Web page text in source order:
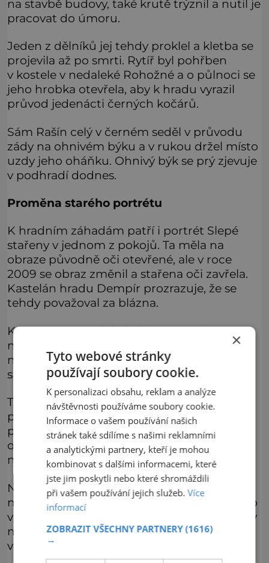
na stavbě budovy, také krutě trýznil a nutil je
pracovat do úmoru.
Jeden z dělníků jej tehdy proklel a kletba se
projevila až po smrti. Rytíř byl pohřben
v kostele v nedaleké Rohožné a o půlnoci se
jeho hrobka otevřela, aby k hradu vyrazil
průvod jedenácti černých kočárů.
Sám Rašín celý v černém seděl v průvodu
zády na ohnivém býku a v rukou držel místo
uzdy jeho oháňku. Ohnivý býk se prý zjevuje
v podhradí dodnes.
Proměna starého portrétu
K hradním záhadám patří i portrét Slepé
stařeny v jednom z pokojů. Ta měla na
obraze původně oči otevřené, ale v roce
2009 se obraz změnil a stařena oči zavřela.
Kastelán hradu Dempír prozrazuje, že se
tehdy považoval za blázna.
Když mu to zavolala kolegyně, měl to
nejprve za vtip. Teprve když se sám podíval
na obraz, viděl na vlastní oči, jaká změna se
s ním stala.
Tento podivný úkaz prý může doložit,
protože má k dispozici ofotografovaný
původní portrét, kde má žena na obraze oči
otevřené. Co měla tato proměna znamenat,
nikdo neví.
Někteří badatelé, zkoumající zdejší
nadpřirozené jevy, jsou přesvědčení, že jde o
varování. Stařena podle nich zavřela oči, aby
neviděla další krvavé události, které se mají
v budoucnu odehrát.
×
Tyto webové stránky
používají soubory cookie.
K personalizaci obsahu, reklam a analýze
návštěvnosti používáme soubory cookie.
Informace o vašem používání našich
stránek také sdílíme s našimi reklamními
a analytickými partnery, kteří je mohou
kombinovat s dalšími informacemi, které
jste jim poskytli nebo které shromáždili
při vašem používání jejich služeb.Více
informací
ZOBRAZIT VŠECHNY PARTNERY(1616)
→